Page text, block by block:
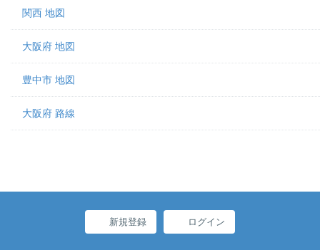
関西 地図
大阪府 地図
豊中市 地図
大阪府 路線
新規登録 ログイン